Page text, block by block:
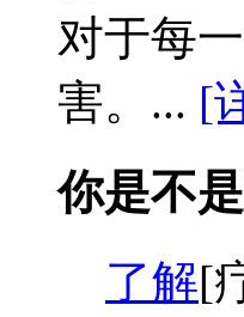
对于每
害。... [
你是不
了解[